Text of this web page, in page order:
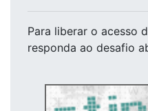
Para liberar o acesso
responda ao desafio